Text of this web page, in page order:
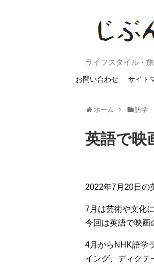
ライフスタイル・
お問い合わせ サイト
ホーム 語学
英語で映
2022年7月20日の
7月は芸術や文化
今回は英語で映画
4月からNHK語学
イング、ディクテ